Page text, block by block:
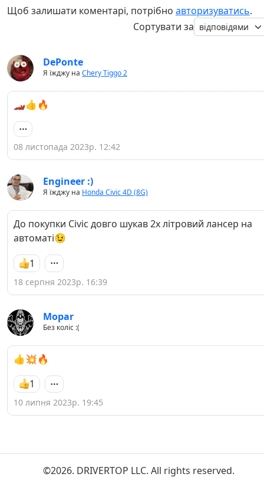
Щоб залишати коментарі, потрібно авторизуватись.
Сортувати за
DePonte
Я їжджу на Chery Tiggo 2
🏎👍🔥
08 листопада 2023р. 12:42
Engineer :)
Я їжджу на Honda Civic 4D (8G)
До покупки Civic довго шукав 2х літровий лансер на
автоматі😉
1
18 серпня 2023р. 16:39
Mopar
Без коліс :(
👍💥🔥
1
10 липня 2023р. 19:45
©2026. DRIVERTOP LLC. All rights reserved.